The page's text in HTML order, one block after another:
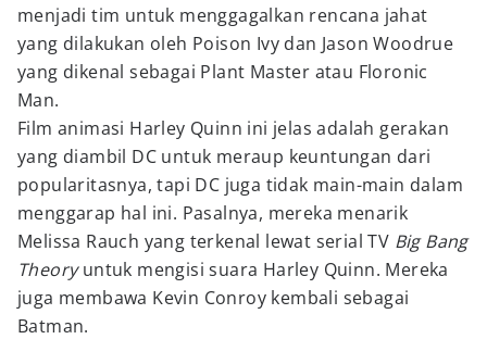
menjadi tim untuk menggagalkan rencana jahat
yang dilakukan oleh Poison Ivy dan Jason Woodrue
yang dikenal sebagai Plant Master atau Floronic
Man.
Film animasi Harley Quinn ini jelas adalah gerakan
yang diambil DC untuk meraup keuntungan dari
popularitasnya, tapi DC juga tidak main-main dalam
menggarap hal ini. Pasalnya, mereka menarik
Melissa Rauch yang terkenal lewat serial TV Big Bang
Theoryuntuk mengisi suara Harley Quinn. Mereka
juga membawa Kevin Conroy kembali sebagai
Batman.